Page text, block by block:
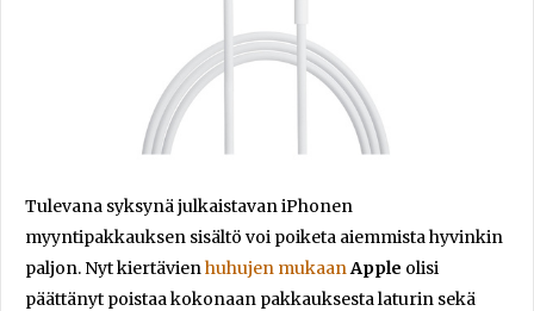
Tulevana syksynä julkaistavan iPhonen
myyntipakkauksen sisältö voi poiketa aiemmista hyvinkin
paljon. Nyt kiertävienhuhujen mukaanApple olisi
päättänyt poistaa kokonaan pakkauksesta laturin sekä